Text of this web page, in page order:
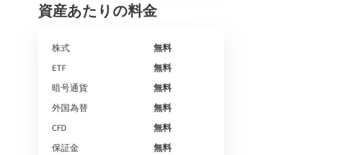
資産あたりの料金
株式
無料
ETF
無料
暗号通貨
無料
外国為替
無料
CFD
無料
保証金
無料